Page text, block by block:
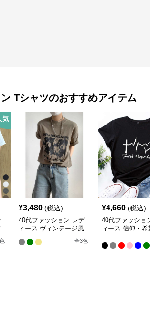
Tシャツのおすすめアイテム
気
色
¥3,480 (税込)
40代ファッション レデ
ィース ヴィンテージ風
グラフィックTシャツ
全3色
¥4,660 (税込)
40代ファッショ
ィース 信仰・希
のメッセージT